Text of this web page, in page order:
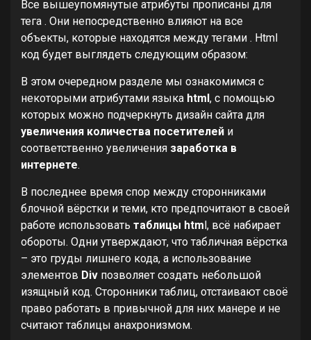
Все вышеупомянутые атрибуты прописаны для
тега . Они непосредственно влияют на все
объекты, которые находятся между тегами . Html
код будет выглядеть следующим образом:
В этом очередном разделе мы ознакомимся с
некоторыми атрибутами языка html, с помощью
которых можно подчеркнуть дизайн сайта для
увеличения количества посетителей и
соответственно увеличения заработка в
интернете.
В последнее время спор между сторонниками
блочной вёрстки и теми, кто предпочитают в своей
работе использовать таблицы html, всё набирает
обороты. Одни утверждают, что табличная вёрстка
– это груды лишнего кода, а использование
элементов Div позволяет создать небольшой
изящный код. Сторонники таблиц, отстаивают своё
право работать в привычной для них манере и не
считают таблицы анахронизмом.